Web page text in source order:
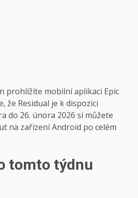
prohlížíte mobilní aplikaci Epic
že Residual je k dispozici
do 26. února 2026 si můžete
na zařízení Android po celém
tomto týdnu